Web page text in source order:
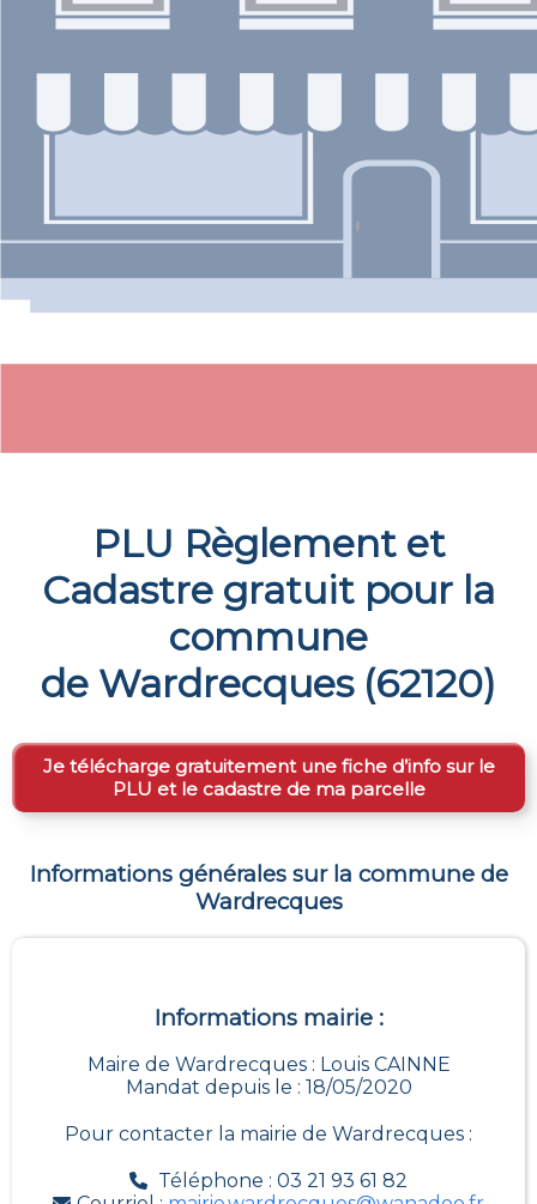
PLU Règlement et
Cadastre gratuit pour la
commune
de Wardrecques(62120)
Je télécharge gratuitement une fiche d’info sur le
PLU et le cadastre de ma parcelle
Informations générales sur la commune de
Wardrecques
Informations mairie :
Maire de Wardrecques : Louis CAINNE
Mandat depuis le : 18/05/2020
Pour contacter la mairie de Wardrecques :
Téléphone : 03 21 93 61 82